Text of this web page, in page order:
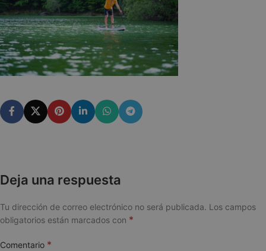
Deja una respuesta
Tu dirección de correo electrónico no será publicada. Los campos
obligatorios están marcados con *
Comentario *